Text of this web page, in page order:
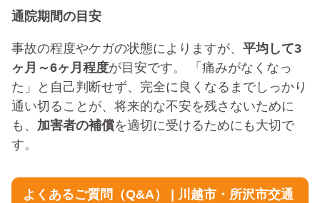
通院期間の目安
事故の程度やケガの状態によりますが、 平均して3
ヶ月～6ヶ月程度が目安です。 「痛みがなくなっ
た」と自己判断せず、完全に良くなるまでしっかり
通い切ることが、将来的な不安を残さないために
も、 加害者の補償を適切に受けるためにも大切で
す。
よくあるご質問（Q&A） | 川越市・所沢市交通